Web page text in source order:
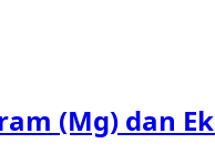
(Mg) dan